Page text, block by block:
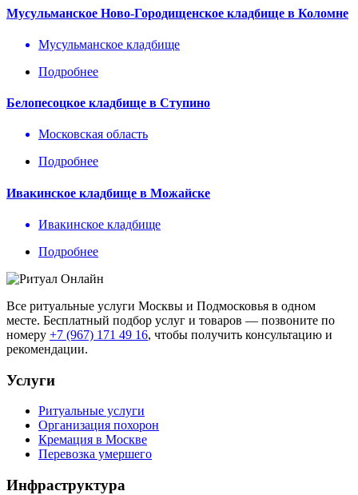
Мусульманское Ново-Городищенское кладбище в Коломне
Мусульманское кладбище
Подробнее
Белопесоцкое кладбище в Ступино
Московская область
Подробнее
Ивакинское кладбище в Можайске
Ивакинское кладбище
Подробнее
Все ритуальные услуги Москвы и Подмосковья в одном
месте. Бесплатный подбор услуг и товаров — позвоните по
номеру +7 (967) 171 49 16, чтобы получить консультацию и
рекомендации.
Услуги
Ритуальные услуги
Организация похорон
Кремация в Москве
Перевозка умершего
Инфраструктура